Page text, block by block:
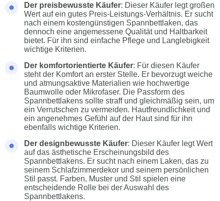
Der preisbewusste Käufer: Dieser Käufer legt großen
Wert auf ein gutes Preis-Leistungs-Verhältnis. Er sucht
nach einem kostengünstigen Spannbettlaken, das
dennoch eine angemessene Qualität und Haltbarkeit
bietet. Für ihn sind einfache Pflege und Langlebigkeit
wichtige Kriterien.
Der komfortorientierte Käufer: Für diesen Käufer
steht der Komfort an erster Stelle. Er bevorzugt weiche
und atmungsaktive Materialien wie hochwertige
Baumwolle oder Mikrofaser. Die Passform des
Spannbettlakens sollte straff und gleichmäßig sein, um
ein Verrutschen zu vermeiden. Hautfreundlichkeit und
ein angenehmes Gefühl auf der Haut sind für ihn
ebenfalls wichtige Kriterien.
Der designbewusste Käufer: Dieser Käufer legt Wert
auf das ästhetische Erscheinungsbild des
Spannbettlakens. Er sucht nach einem Laken, das zu
seinem Schlafzimmerdekor und seinem persönlichen
Stil passt. Farben, Muster und Stil spielen eine
entscheidende Rolle bei der Auswahl des
Spannbettlakens.